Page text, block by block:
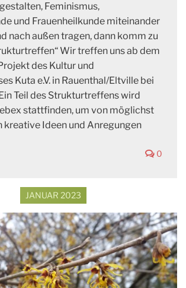
Feminismus,
und Frauenheilkunde miteinander
nach außen tragen, dann komm zu
Wir treffen uns ab dem
des Kultur und
Kuta e.V. in Rauenthal/Eltville bei
Teil des Strukturtreffens wird
stattfinden, um von möglichst
kreative Ideen und Anregungen
0
JANUAR 2023